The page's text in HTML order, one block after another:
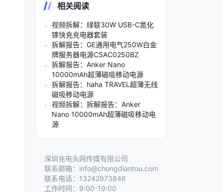
相关阅读
视频拆解：绿联30W USB-C氮化
镓快充充电器套装
拆解报告：GE通用电气250W白金
牌服务器电源CSAC0250BZ
拆解报告：Anker Nano
10000mAh超薄磁吸移动电源
拆解报告：haha TRAVEL超薄无线
磁吸移动电源
视频拆解：拆解报告：Anker
Nano 10000mAh超薄磁吸移动电
源
深圳充电头网传媒有限公司
联系邮箱：info@chongdiantou.com
联系电话：13242973846
工作时间：9:00-19:00